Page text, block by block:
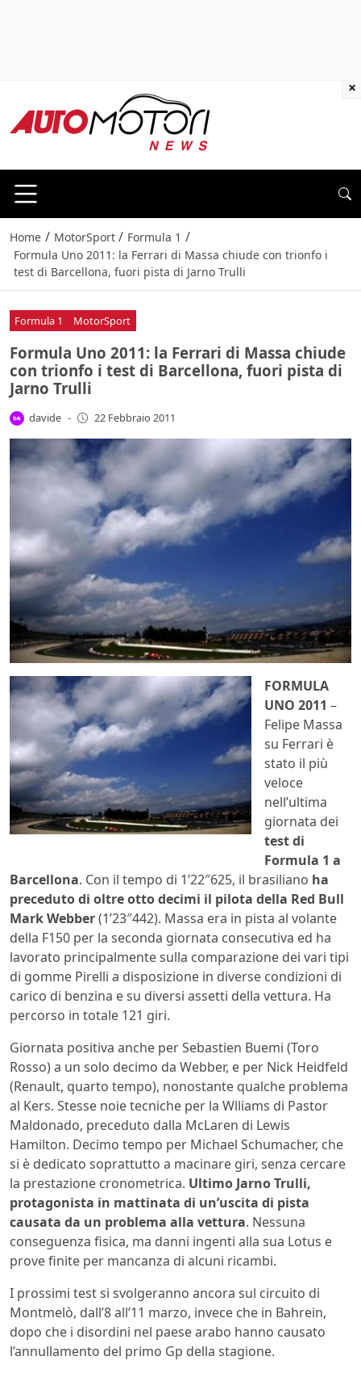
Home / MotorSport / Formula 1 /
Formula Uno 2011: la Ferrari di Massa chiude con trionfo i
test di Barcellona, fuori pista di Jarno Trulli
Formula 1 MotorSport
Formula Uno 2011: la Ferrari di Massa chiude
con trionfo i test di Barcellona, fuori pista di
Jarno Trulli
davide - 22 Febbraio 2011
FORMULA
UNO 2011 –
Felipe Massa
su Ferrari è
stato il più
veloce
nell’ultima
giornata dei
test di
Formula 1 a
Barcellona. Con il tempo di 1’22″625, il brasiliano ha
preceduto di oltre otto decimi il pilota della Red Bull
Mark Webber(1’23″442). Massa era in pista al volante
della F150 per la seconda giornata consecutiva ed ha
lavorato principalmente sulla comparazione dei vari tipi
di gomme Pirelli a disposizione in diverse condizioni di
carico di benzina e su diversi assetti della vettura. Ha
percorso in totale 121 giri.
Giornata positiva anche per Sebastien Buemi (Toro
Rosso) a un solo decimo da Webber, e per Nick Heidfeld
(Renault, quarto tempo), nonostante qualche problema
al Kers. Stesse noie tecniche per la Wlliams di Pastor
Maldonado, preceduto dalla McLaren di Lewis
Hamilton. Decimo tempo per Michael Schumacher, che
si è dedicato soprattutto a macinare giri, senza cercare
la prestazione cronometrica. Ultimo Jarno Trulli,
protagonista in mattinata di un’uscita di pista
causata da un problema alla vettura. Nessuna
conseguenza fisica, ma danni ingenti alla sua Lotus e
prove finite per mancanza di alcuni ricambi.
I prossimi test si svolgeranno ancora sul circuito di
Montmelò, dall’8 all’11 marzo, invece che in Bahrein,
dopo che i disordini nel paese arabo hanno causato
l’annullamento del primo Gp della stagione.
×